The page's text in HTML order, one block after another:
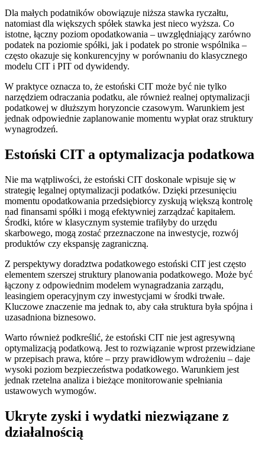
Dla małych podatników obowiązuje niższa stawka ryczałtu,
natomiast dla większych spółek stawka jest nieco wyższa. Co
istotne, łączny poziom opodatkowania – uwzględniający zarówno
podatek na poziomie spółki, jak i podatek po stronie wspólnika –
często okazuje się konkurencyjny w porównaniu do klasycznego
modelu CIT i PIT od dywidendy.
W praktyce oznacza to, że estoński CIT może być nie tylko
narzędziem odraczania podatku, ale również realnej optymalizacji
podatkowej w dłuższym horyzoncie czasowym. Warunkiem jest
jednak odpowiednie zaplanowanie momentu wypłat oraz struktury
wynagrodzeń.
Estoński CIT a optymalizacja podatkowa
Nie ma wątpliwości, że estoński CIT doskonale wpisuje się w
strategię legalnej optymalizacji podatków. Dzięki przesunięciu
momentu opodatkowania przedsiębiorcy zyskują większą kontrolę
nad finansami spółki i mogą efektywniej zarządzać kapitałem.
Środki, które w klasycznym systemie trafiłyby do urzędu
skarbowego, mogą zostać przeznaczone na inwestycje, rozwój
produktów czy ekspansję zagraniczną.
Z perspektywy doradztwa podatkowego estoński CIT jest często
elementem szerszej struktury planowania podatkowego. Może być
łączony z odpowiednim modelem wynagradzania zarządu,
leasingiem operacyjnym czy inwestycjami w środki trwałe.
Kluczowe znaczenie ma jednak to, aby cała struktura była spójna i
uzasadniona biznesowo.
Warto również podkreślić, że estoński CIT nie jest agresywną
optymalizacją podatkową. Jest to rozwiązanie wprost przewidziane
w przepisach prawa, które – przy prawidłowym wdrożeniu – daje
wysoki poziom bezpieczeństwa podatkowego. Warunkiem jest
jednak rzetelna analiza i bieżące monitorowanie spełniania
ustawowych wymogów.
Ukryte zyski i wydatki niezwiązane z
działalnością